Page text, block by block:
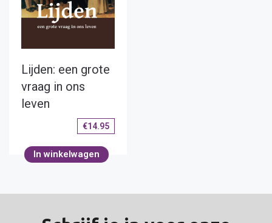
Lijden: een grote
vraag in ons
leven
€14.95
In winkelwagen